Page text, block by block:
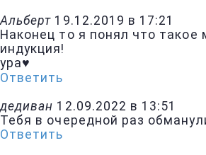
Альберт 19.12.2019 в 17:21
Наконец то я понял что такое
индукция!
ура♥
Ответить
дедиван 12.09.2022 в 13:51
Тебя в очередной раз
Ответить